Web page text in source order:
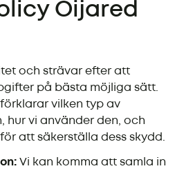
Öijared
och strävar efter att
på bästa möjliga sätt.
vilken typ av
hur vi använder den, och
att säkerställa dess skydd.
Vi kan komma att samla in